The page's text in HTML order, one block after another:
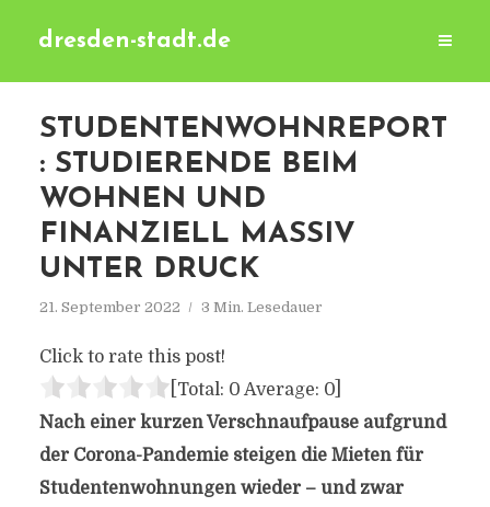
dresden-stadt.de
STUDENTENWOHNREPORT
: STUDIERENDE BEIM
WOHNEN UND
FINANZIELL MASSIV
UNTER DRUCK
21. September 2022 3 Min. Lesedauer
Click to rate this post!
[Total: 0 Average: 0]
Nach einer kurzen Verschnaufpause aufgrund
der Corona-Pandemie steigen die Mieten für
Studentenwohnungen wieder – und zwar